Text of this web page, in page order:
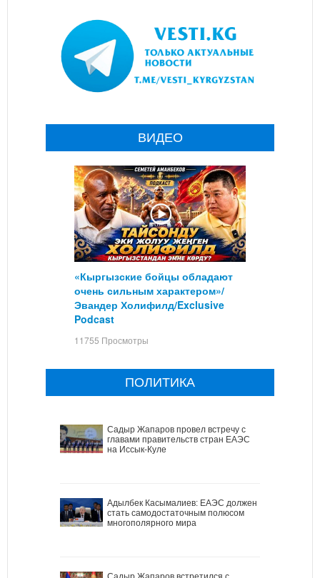
ВИДЕО
«Кыргызские бойцы обладают
очень сильным характером»/
Эвандер Холифилд/Exclusive
Podcast
11755 Просмотры
ПОЛИТИКА
Садыр Жапаров провел встречу с
главами правительств стран ЕАЭС
на Иссык-Куле
Адылбек Касымалиев: ЕАЭС должен
стать самодостаточным полюсом
многополярного мира